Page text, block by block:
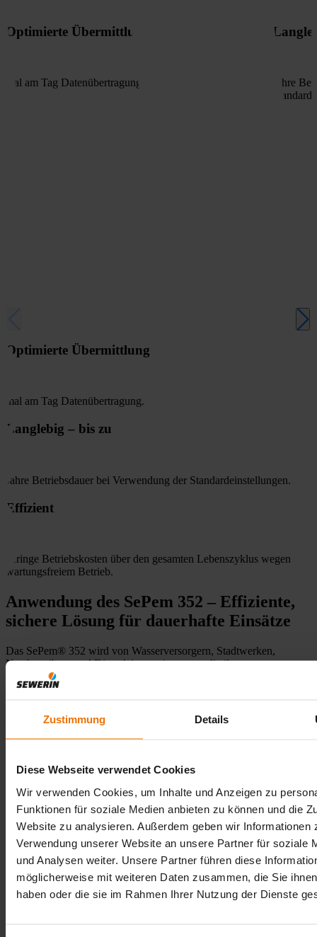
Zustimmung Details
Diese Webseite verwendet Cookies
Wir verwenden Cookies, um Inhalte und Anzeigen zu
Funktionen für soziale Medien anbieten zu können und die
Website zu analysieren. Außerdem geben wir Informationen
Verwendung unserer Website an unsere Partner für soziale
und Analysen weiter. Unsere Partner führen diese
möglicherweise mit weiteren Daten zusammen, die Sie
haben oder die sie im Rahmen Ihrer Nutzung der Dienste
Optimierte Übermittlung
mal am Tag Datenübertragung.
Jahre
Optimierte Übermittlung
mal am Tag Datenübertragung.
Langlebig – bis zu
Jahre Betriebsdauer bei Verwendung der Standardeinstellungen.
Effizient
geringe Betriebskosten über den gesamten Lebenszyklus wegen
wartungsfreiem Betrieb.
Anwendung des SePem 352 – Effiziente,
sichere Lösung für dauerhafte Einsätze
Das SePem® 352 wird von Wasserversorgern, Stadtwerken,
Netzbetreibern und Dienstleistern eingesetzt, die ihre
Trinkwassernetze kontinuierlich überwachen möchten. Der Logger
wird direkt an geeigneten Armaturen im Verteilungsnetz installiert
wiederkehrend die Geräuschpegel und sendet die Daten an das
kundeneigene Netzüberwachungssystem oder an die SePem®-
WebApp, in der sie bewertet und dokumentiert werden. So lassen
denen sich Leckverdachtsstellen abzeichnen. Sie werden dann
um die Versorgungssicherheit zu erhöhen und Wasserverluste
strukturiert zu reduzieren.
FAQ
Alle aufklappen Alle zuklappen